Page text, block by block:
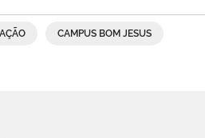
CAMPUS BOM JESUS